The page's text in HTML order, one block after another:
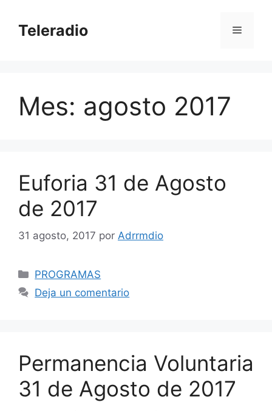
contenido
Teleradio Menú
Mes: agosto 2017
Euforia 31 de Agosto
de 2017
31 agosto, 2017 por Adrrmdio
Categorías
PROGRAMAS
Deja un comentario
Permanencia Voluntaria
31 de Agosto de 2017